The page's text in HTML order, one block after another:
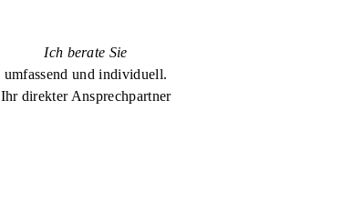
Ich berate Sie
umfassend und individuell.
Ihr direkter Ansprechpartner